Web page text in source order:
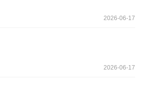
2026-06-17
2026-06-17